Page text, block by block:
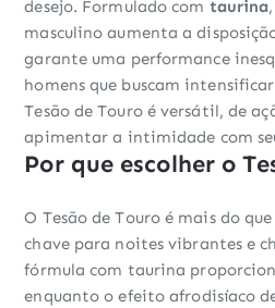
desejo. Formulado com taurina
masculino aumenta a
garante uma performance
homens que buscam
Tesão de Touro é versátil, de
apimentar a intimidade com
Por que escolher o
O Tesão de Touro é mais do
chave para noites vibrantes e
fórmula com taurina
enquanto o efeito afrodisíaco